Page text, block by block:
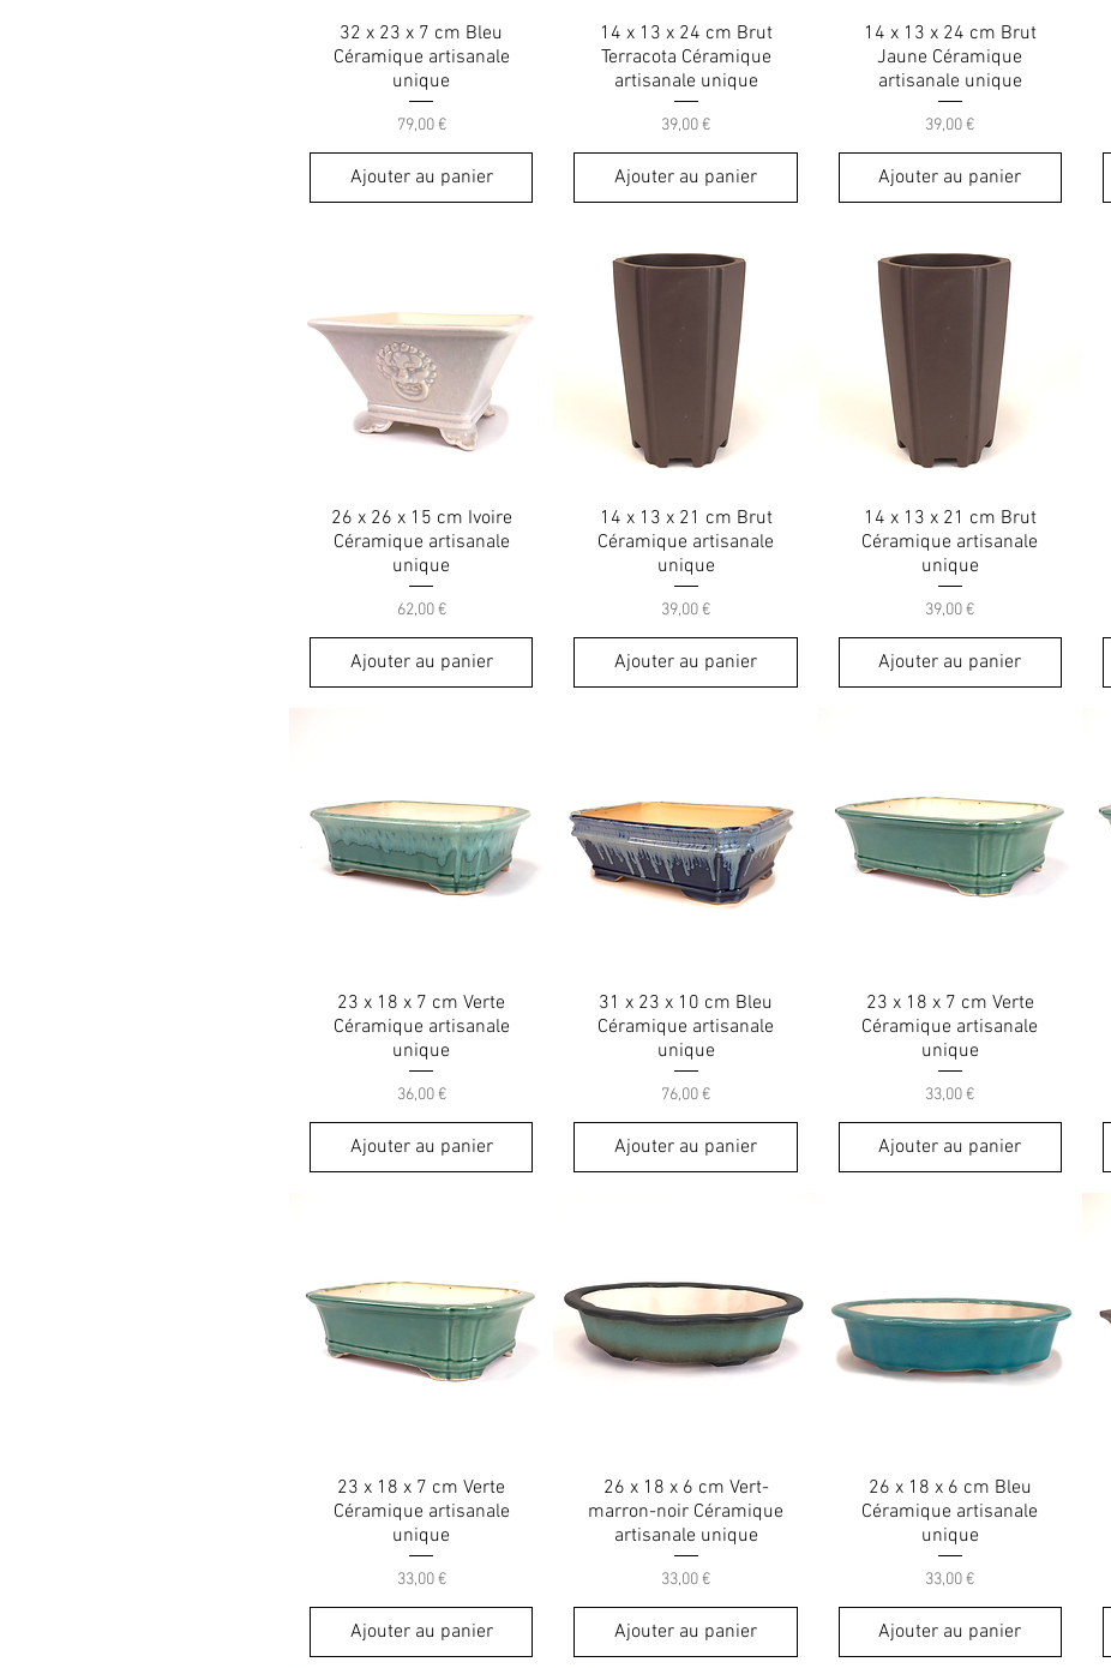
32 x 23 x 7 cm Bleu
Céramique artisanale
unique
Prix
79,00 €
Ajouter au panier
14 x 13 x 24 cm Brut
Terracota Céramique
artisanale unique
Prix
39,00 €
Ajouter au panier
14 x 13 x 24 cm Brut
Jaune Céramique
artisanale unique
Prix
39,00 €
Ajouter au panier
26 x 26 x 15 cm Ivoire
Céramique artisanale
unique
Prix
62,00 €
Ajouter au panier
14 x 13 x 21 cm Brut
Céramique artisanale
unique
Prix
39,00 €
Ajouter au panier
14 x 13 x 21 cm Brut
Céramique artisanale
unique
Prix
39,00 €
Ajouter au panier
23 x 18 x 7 cm Verte
Céramique artisanale
unique
Prix
36,00 €
Ajouter au panier
31 x 23 x 10 cm Bleu
Céramique artisanale
unique
Prix
76,00 €
Ajouter au panier
23 x 18 x 7 cm Verte
Céramique artisanale
unique
Prix
33,00 €
Ajouter au panier
23 x 18 x 7 cm Verte
Céramique artisanale
unique
Prix
33,00 €
Ajouter au panier
26 x 18 x 6 cm Vert-
marron-noir Céramique
artisanale unique
Prix
33,00 €
Ajouter au panier
26 x 18 x 6 cm Bleu
Céramique artisanale
unique
Prix
33,00 €
Ajouter au panier